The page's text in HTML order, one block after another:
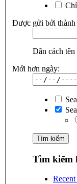
Được gửi bởi thành
Dãn cách
Mới hơn ngày:
Tìm kiếm
Recent